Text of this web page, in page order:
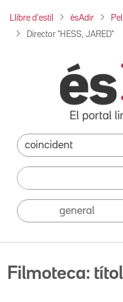
Llibre d'estil ésAdir
Director "HESS, JARED"
general
Filmoteca: